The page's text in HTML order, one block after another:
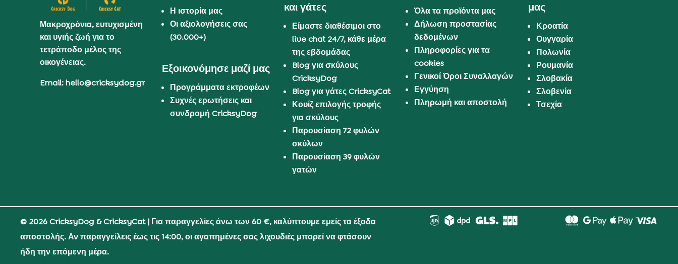
Μακροχρόνια, ευτυχισμένη
και υγιής ζωή για το
τετράποδο μέλος της
οικογένειας.
Email: hello@cricksydog.gr
Η ιστορία μας
Οι αξιολογήσεις σας
(30.000+)
Εξοικονόμησε μαζί μας
Προγράμματα εκτροφέων
Συχνές ερωτήσεις και
συνδρομή CricksyDog
και γάτες
Είμαστε διαθέσιμοι στο
live chat 24/7, κάθε μέρα
της εβδομάδας
Blog για σκύλους
CricksyDog
Blog για γάτες CricksyCat
Κουίζ επιλογής τροφής
για σκύλους
Παρουσίαση 72 φυλών
σκύλων
Παρουσίαση 39 φυλών
γατών
Όλα τα προϊόντα μας
Δήλωση προστασίας
δεδομένων
Πληροφορίες για τα
cookies
Γενικοί Όροι Συναλλαγών
Εγγύηση
Πληρωμή και αποστολή
μας
Κροατία
Ουγγαρία
Πολωνία
Ρουμανία
Σλοβακία
Σλοβενία
Τσεχία
© 2026 CricksyDog & CricksyCat| Για παραγγελίες άνω των 60 €, καλύπτουμε εμείς τα έξοδα
αποστολής. Αν παραγγείλεις έως τις 14:00, οι αγαπημένες σας λιχουδιές μπορεί να φτάσουν
ήδη την επόμενη μέρα.